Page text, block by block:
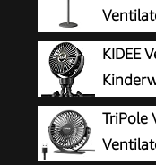
Bodenventilator
Ventilatoren mit
Wohnzimmer
KIDEE
Reise, Outdoor
TriPole